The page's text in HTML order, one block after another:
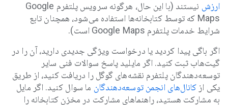
ارزش
نیستند (با این حال، هرگونه سرویس پلتفرم Google
Maps که توسط کتابخانه‌ها استفاده می‌شود، همچنان تابع
شرایط خدمات پلتفرم Google Maps است).
اگر باگی پیدا کردید یا درخواست ویژگی جدیدی دارید، آن را در
گیت‌هاب ثبت کنید. اگر مایلید پاسخ سوالات فنی سایر
توسعه‌دهندگان پلتفرم نقشه‌های گوگل را دریافت کنید، از طریق
یکی از کانال‌های انجمن توسعه‌دهندگان ما سوال کنید. اگر مایل
به مشارکت هستید، راهنماهای مشارکت در مخزن کتابخانه را